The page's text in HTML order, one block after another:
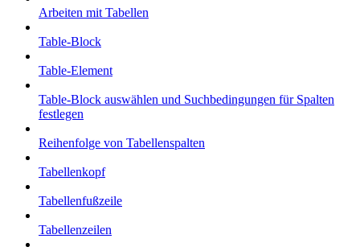
Arbeiten mit Tabellen
Table-Block
Table-Element
Table-Block auswählen und Suchbedingungen für Spalten
festlegen
Reihenfolge von Tabellenspalten
Tabellenkopf
Tabellenfußzeile
Tabellenzeilen